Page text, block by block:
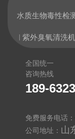
水质生物毒性检
| 紫外臭氧清洗机
全国统一
咨询热线
189-
免费服务电话
公司地址： 山